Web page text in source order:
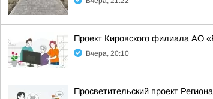
Проект Кировского филиала АО
Вчера, 20:10
Просветительский проект